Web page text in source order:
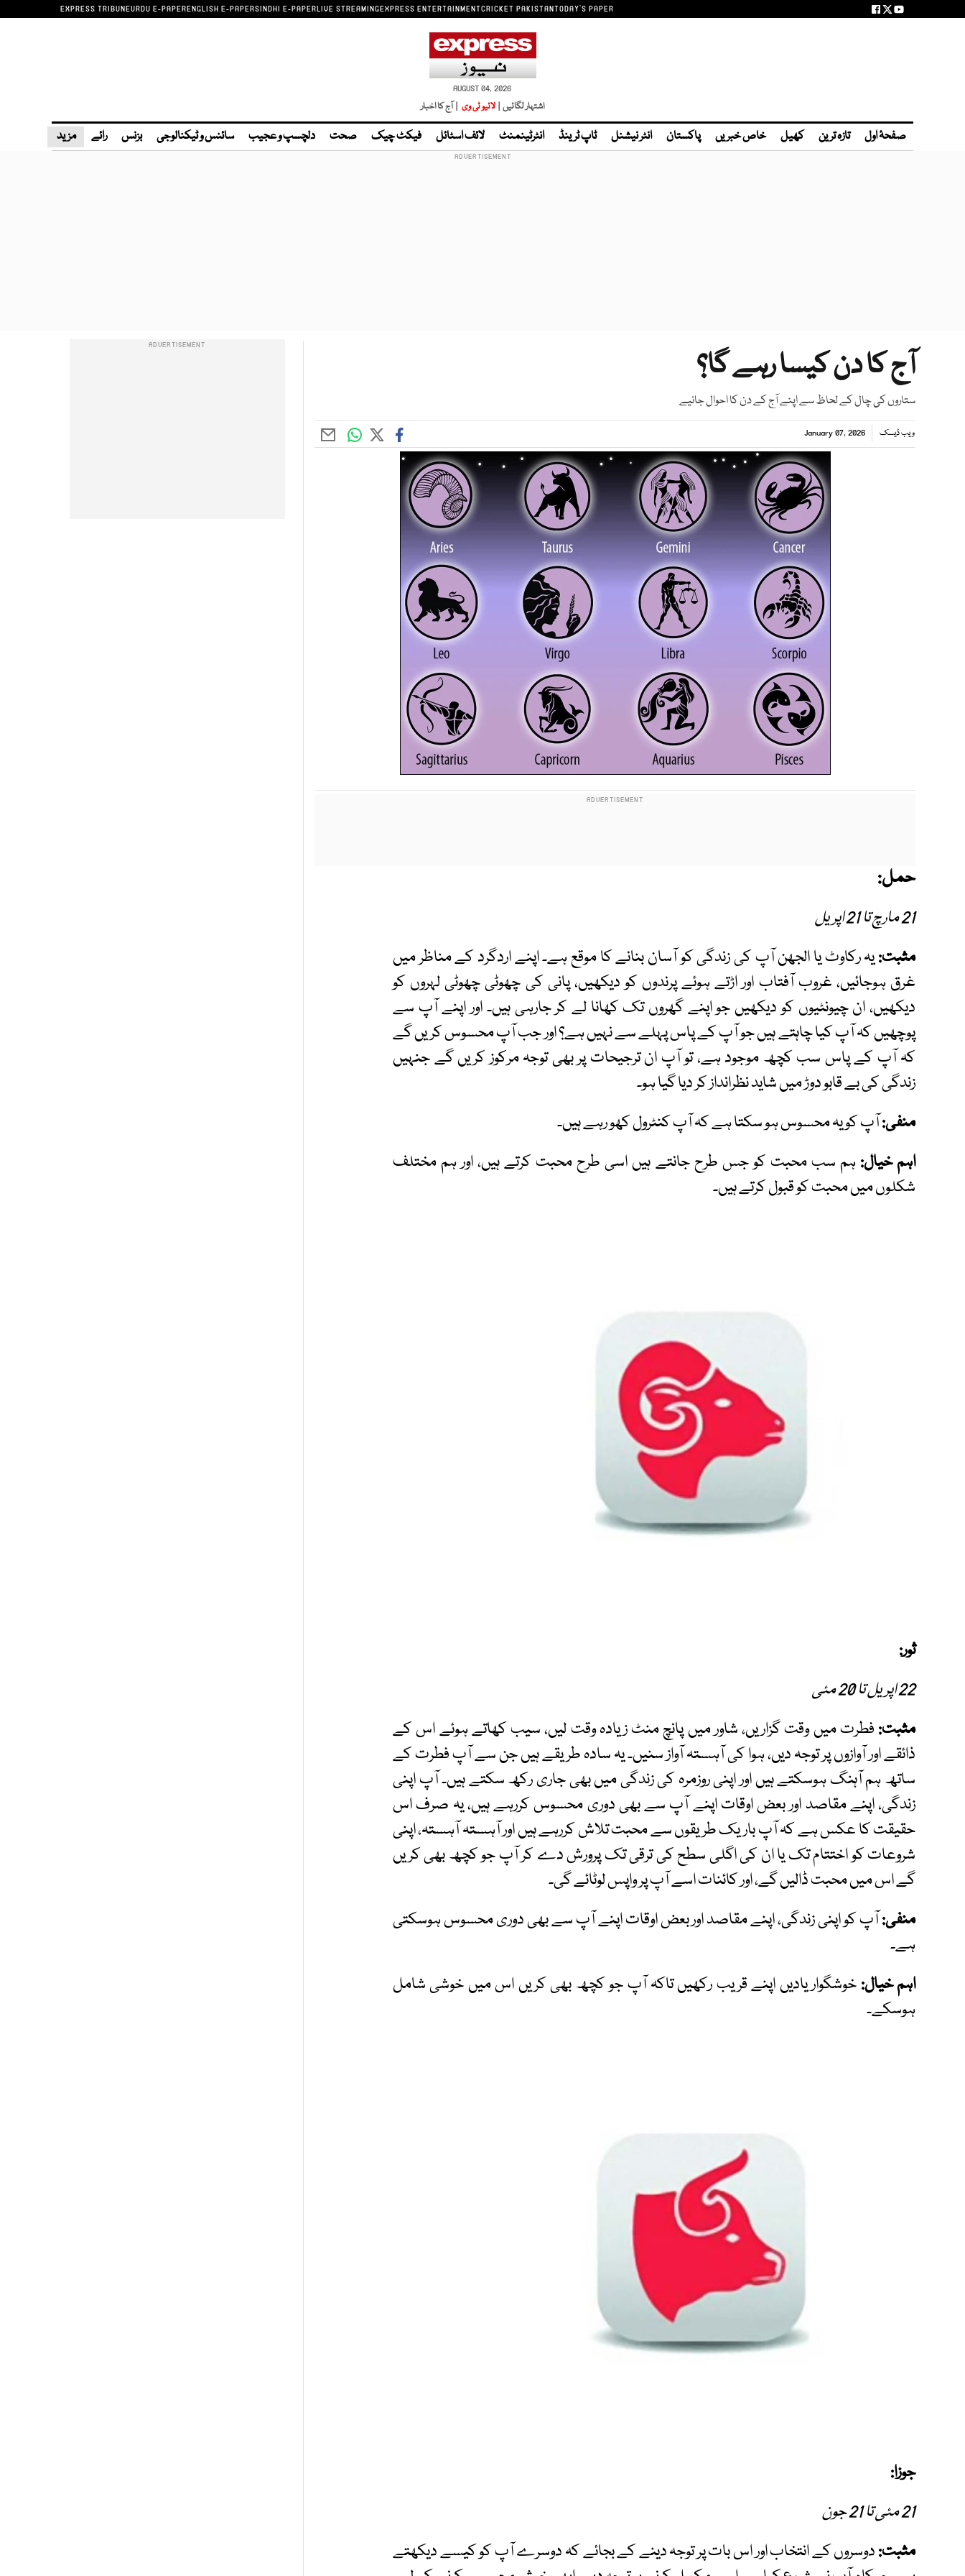
EXPRESS TRIBUNEURDU E-PAPERENGLISH E-PAPERSINDHI E-PAPERLIVE STREAMINGEXPRESS ENTERTAINMENTCRICKET PAKISTANTODAY'S PAPER
AUGUST 04, 2026
اشتہار لگائیں | لائیو ٹی وی | آج کا اخبار
صفحۂ اول تازہ ترین کھیل خاص خبریں پاکستان انٹر نیشنل ٹاپ ٹرینڈ انٹرٹینمنٹ لائف اسٹائل فیکٹ چیک صحت دلچسپ و عجیب سائنس و ٹیکنالوجی بزنس رائے مزید
آج کا دن کیسا رہے گا؟
ستاروں کی چال کے لحاظ سے اپنے آج کے دن کا احوال جانیے
ویب ڈیسک January 07, 2026
حمل:
21 مارچ تا 21 اپریل
مثبت:یہ رکاوٹ یا الجھن آپ کی زندگی کو آسان بنانے کا موقع ہے۔ اپنے اردگرد کے مناظر میں
غرق ہوجائیں، غروب آفتاب اور اڑتے ہوئے پرندوں کو دیکھیں، پانی کی چھوٹی چھوٹی لہروں کو
دیکھیں، ان چیونٹیوں کو دیکھیں جو اپنے گھروں تک کھانا لے کر جارہی ہیں۔ اور اپنے آپ سے
پوچھیں کہ آپ کیا چاہتے ہیں جو آپ کے پاس پہلے سے نہیں ہے؟ اور جب آپ محسوس کریں گے
کہ آپ کے پاس سب کچھ موجود ہے، تو آپ ان ترجیحات پر بھی توجہ مرکوز کریں گے جنہیں
زندگی کی بے قابو دوڑ میں شاید نظرانداز کر دیا گیا ہو۔
منفی:آپ کو یہ محسوس ہو سکتا ہے کہ آپ کنٹرول کھو رہے ہیں۔
اہم خیال: ہم سب محبت کو جس طرح جانتے ہیں اسی طرح محبت کرتے ہیں، اور ہم مختلف
شکلوں میں محبت کو قبول کرتے ہیں۔
ثور:
22 اپریل تا 20 مئی
مثبت: فطرت میں وقت گزاریں، شاور میں پانچ منٹ زیادہ وقت لیں، سیب کھاتے ہوئے اس کے
ذائقے اور آوازوں پر توجہ دیں، ہوا کی آہستہ آواز سنیں۔ یہ سادہ طریقے ہیں جن سے آپ فطرت کے
ساتھ ہم آہنگ ہوسکتے ہیں اور اپنی روزمرہ کی زندگی میں بھی جاری رکھ سکتے ہیں۔ آپ اپنی
زندگی، اپنے مقاصد اور بعض اوقات اپنے آپ سے بھی دوری محسوس کررہے ہیں، یہ صرف اس
حقیقت کا عکس ہے کہ آپ باریک طریقوں سے محبت تلاش کررہے ہیں اور آہستہ آہستہ، اپنی
شروعات کو اختتام تک یا ان کی اگلی سطح کی ترقی تک پرورش دے کر آپ جو کچھ بھی کریں
گے اس میں محبت ڈالیں گے، اور کائنات اسے آپ پر واپس لوٹائے گی۔
منفی:آپ کو اپنی زندگی، اپنے مقاصد اور بعض اوقات اپنے آپ سے بھی دوری محسوس ہوسکتی
ہے۔
اہم خیال: خوشگوار یادیں اپنے قریب رکھیں تاکہ آپ جو کچھ بھی کریں اس میں خوشی شامل
ہوسکے۔
جوزا:
21 مئی تا 21 جون
مثبت:دوسروں کے انتخاب اور اس بات پر توجہ دینے کے بجائے کہ دوسرے آپ کو کیسے دیکھتے